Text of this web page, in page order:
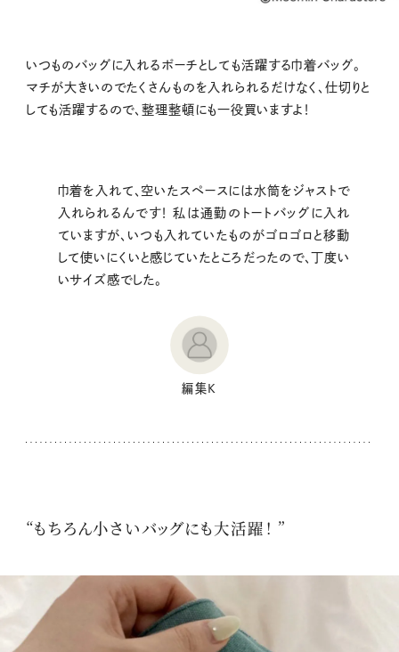
いつものバッグに入れるポーチとしても活躍する巾着バッグ。
マチが大きいのでたくさんものを入れられるだけなく、仕切りと
しても活躍するので、整理整頓にも一役買いますよ！
巾着を入れて、空いたスペースには水筒をジャストで
入れられるんです！ 私は通勤のトートバッグに入れ
ていますが、いつも入れていたものがゴロゴロと移動
して使いにくいと感じていたところだったので、丁度い
いサイズ感でした。
編集K
“もちろん小さいバッグにも大活躍！ ”